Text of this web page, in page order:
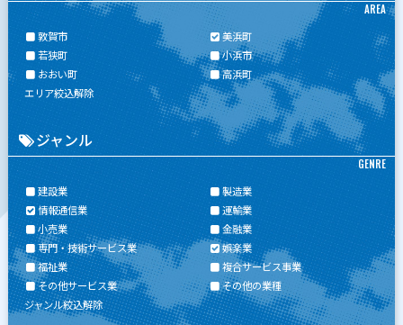
AREA
敦賀市
美浜町
若狭町
小浜市
おおい町
高浜町
エリア絞込解除
ジャンル
GENRE
建設業
製造業
情報通信業
運輸業
小売業
金融業
専門・技術サービス業
娯楽業
福祉業
複合サービス事業
その他サービス業
その他の業種
ジャンル絞込解除